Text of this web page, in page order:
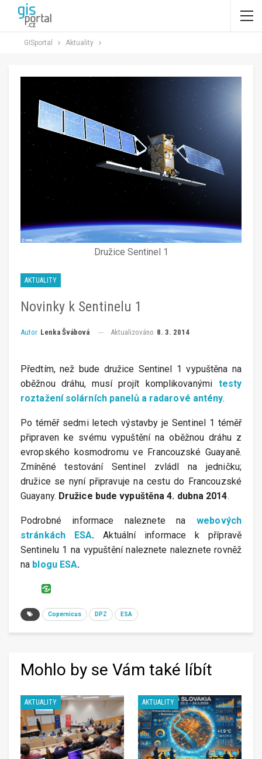
GISportal Aktuality
Družice Sentinel 1
AKTUALITY
Novinky k Sentinelu 1
Autor Lenka Švábová Aktualizováno 8. 3. 2014
Předtím, než bude družice Sentinel 1 vypuštěna na
oběžnou dráhu, musí projít komplikovanými testy
roztažení solárních panelů a radarové antény.
Po téměř sedmi letech výstavby je Sentinel 1 téměř
připraven ke svému vypuštění na oběžnou dráhu z
evropského kosmodromu ve Francouzské Guayaně.
Zmíněné testování Sentinel zvládl na jedničku;
družice se nyní připravuje na cestu do Francouzské
Guayany. Družice bude vypuštěna 4. dubna 2014.
Podrobné informace naleznete na webových
stránkách ESA.Aktuální informace k přípravě
Sentinelu 1 na vypuštění naleznete naleznete rovněž
na blogu ESA.
Copernicus DPZ ESA
Mohlo by se Vám také líbít
AKTUALITY AKTUALITY